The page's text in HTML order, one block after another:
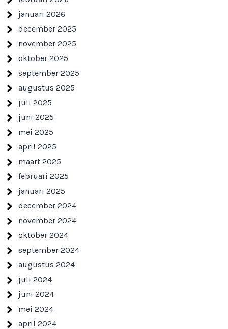
januari 2026
december 2025
november 2025
oktober 2025
september 2025
augustus 2025
juli 2025
juni 2025
mei 2025
april 2025
maart 2025
februari 2025
januari 2025
december 2024
november 2024
oktober 2024
september 2024
augustus 2024
juli 2024
juni 2024
mei 2024
april 2024